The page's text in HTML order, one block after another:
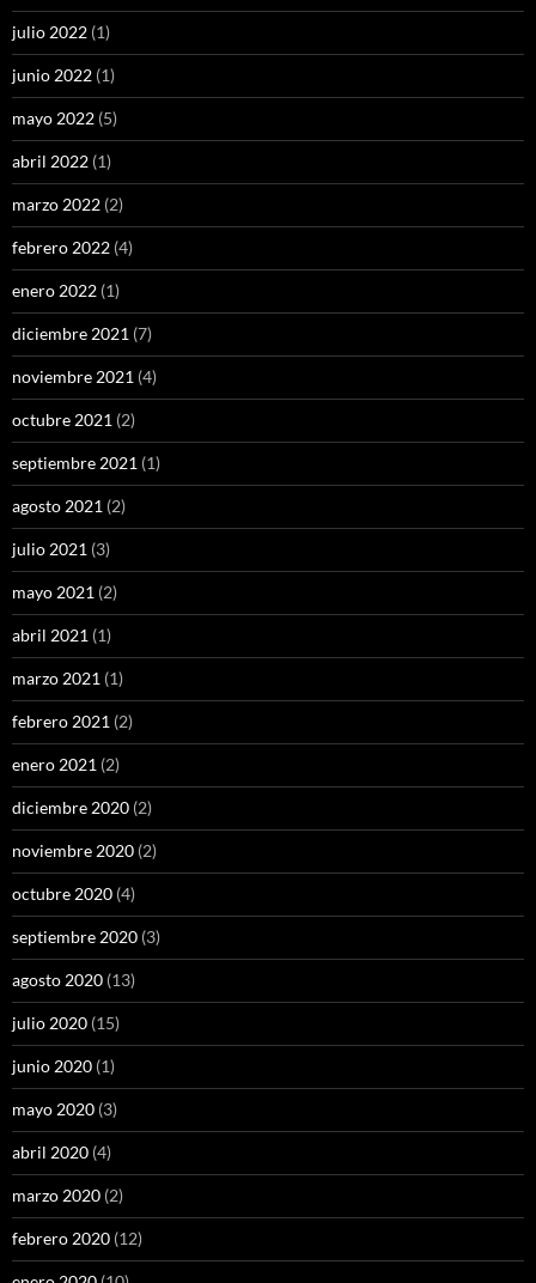
julio 2022 (1)
junio 2022 (1)
mayo 2022 (5)
abril 2022 (1)
marzo 2022 (2)
febrero 2022 (4)
enero 2022 (1)
diciembre 2021 (7)
noviembre 2021 (4)
octubre 2021 (2)
septiembre 2021 (1)
agosto 2021 (2)
julio 2021 (3)
mayo 2021 (2)
abril 2021 (1)
marzo 2021 (1)
febrero 2021 (2)
enero 2021 (2)
diciembre 2020 (2)
noviembre 2020 (2)
octubre 2020 (4)
septiembre 2020 (3)
agosto 2020 (13)
julio 2020 (15)
junio 2020 (1)
mayo 2020 (3)
abril 2020 (4)
marzo 2020 (2)
febrero 2020 (12)